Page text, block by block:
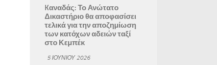
Kαναδάς: Το Ανώτατο
Δικαστήριο θα αποφασίσει
τελικά για την αποζημίωση
των κατόχων αδειών ταξί
στο Κεμπέκ
5 ΙΟΥΝΊΟΥ 2026